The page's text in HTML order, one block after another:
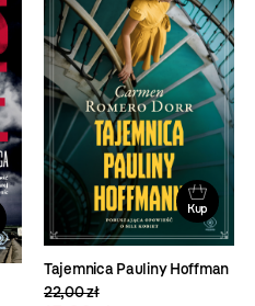
Kup
Tajemnica Pauliny Hoffman
22,00 zł